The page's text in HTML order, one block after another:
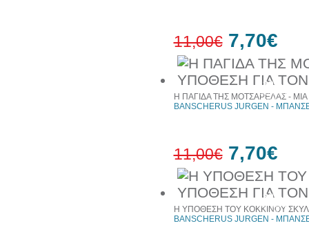
30%
έκπτωση
web
11,00€ 7,70€
30%
έκπτωση
web
Η ΠΑΓΙΔΑ ΤΗΣ ΜΟΤΣΑΡΕΛΑΣ -
BANSCHERUS JURGEN -
11,00€ 7,70€
Η ΥΠΟΘΕΣΗ ΤΟΥ ΚΟΚΚΙΝΟΥ
BANSCHERUS JURGEN -